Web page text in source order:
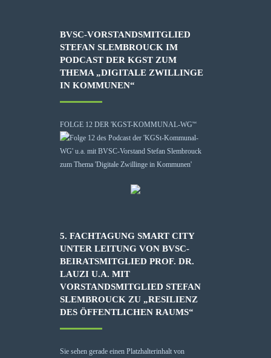
BVSC-VORSTANDSMITGLIED
STEFAN SLEMBROUCK IM
PODCAST DER KGST ZUM
THEMA „DIGITALE ZWILLINGE
IN KOMMUNEN“
FOLGE 12 DER 'KGST-KOMMUNAL-WG'“
5. FACHTAGUNG SMART CITY
UNTER LEITUNG VON BVSC-
BEIRATSMITGLIED PROF. DR.
LAUZI U.A. MIT
VORSTANDSMITGLIED STEFAN
SLEMBROUCK ZU „RESILIENZ
DES ÖFFENTLICHEN RAUMS“
Sie sehen gerade einen Platzhalterinhalt von